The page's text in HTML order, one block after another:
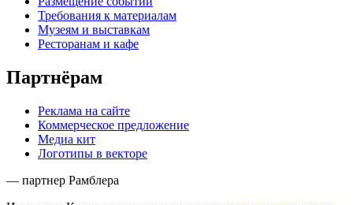
Требования к материалам
Музеям и выставкам
Ресторанам и кафе
Партнёрам
Реклама на сайте
Коммерческое предложение
Медиа кит
Логотипы в векторе
— партнер Рамблера